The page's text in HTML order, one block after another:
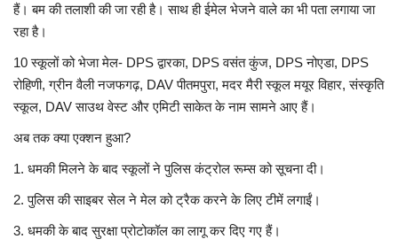
हैं। बम की तलाशी की जा रही है। साथ ही ईमेल भेजने वाले का भी पता लगाया जा
रहा है।
10 स्कूलों को भेजा मेल- DPS द्वारका, DPS वसंत कुंज, DPS नोएडा, DPS
रोहिणी, ग्रीन वैली नजफगढ़, DAV पीतमपुरा, मदर मैरी स्कूल मयूर विहार, संस्कृति
स्कूल, DAV साउथ वेस्ट और एमिटी साकेत के नाम सामने आए हैं।
अब तक क्या एक्शन हुआ?
1. धमकी मिलने के बाद स्कूलों ने पुलिस कंट्रोल रूम्स को सूचना दी।
2. पुलिस की साइबर सेल ने मेल को ट्रैक करने के लिए टीमें लगाईं।
3. धमकी के बाद सुरक्षा प्रोटोकॉल का लागू कर दिए गए हैं।